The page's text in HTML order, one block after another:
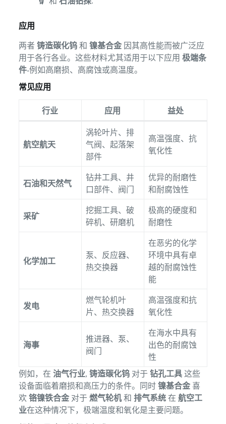
应用
两者 铸造碳化钨和 镍基合金因其高性能而被广泛应
用于各行各业。这些材料尤其适用于以下应用 极端条
件-例如高磨损、高腐蚀或高温度。
常见应用
行业 应用 益处
航空航天
涡轮叶片、排
气阀、起落架
部件
高温强度、抗
氧化性
石油和天然气
钻井工具、井
口部件、阀门
优异的耐磨性
和耐腐蚀性
采矿
挖掘工具、破
碎机、研磨机
极高的硬度和
耐磨性
化学加工
泵、反应器、
热交换器
在恶劣的化学
环境中具有卓
越的耐腐蚀性
能
发电
燃气轮机叶
片、热交换器
高温强度和抗
氧化性
海事
推进器、泵、
阀门
在海水中具有
出色的耐腐蚀
性
例如，在 油气行业, 铸造碳化钨对于 钻孔工具这些
设备面临着磨损和高压力的条件。同时 镍基合金喜
欢 铬镍铁合金对于 燃气轮机和 排气系统在 航空工
业在这种情况下，极端温度和氧化是主要问题。